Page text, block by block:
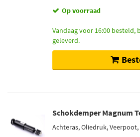
Op voorraad
Vandaag voor 16:00 besteld,
geleverd.
Schokdemper Magnum
Achteras, Oliedruk,